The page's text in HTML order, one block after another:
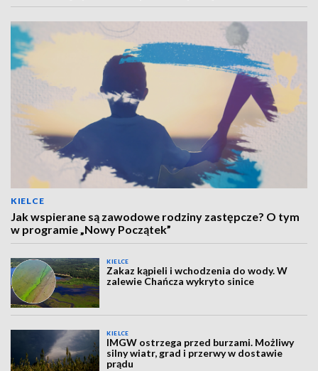
KIELCE
Jak wspierane są zawodowe rodziny zastępcze? O tym
w programie „Nowy Początek”
KIELCE
Zakaz kąpieli i wchodzenia do wody. W
zalewie Chańcza wykryto sinice
KIELCE
IMGW ostrzega przed burzami. Możliwy
silny wiatr, grad i przerwy w dostawie
prądu